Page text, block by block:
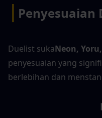
| Penyesuaian
Duelist sukaNeon,
penyesuaian yang
berlebihan dan